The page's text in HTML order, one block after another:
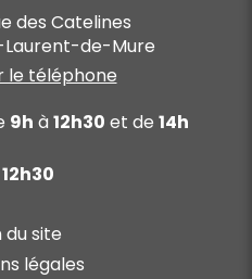
des Catelines
Laurent-de-Mure
le téléphone
9h à12h30 et de 14h
12h30
du site
légales